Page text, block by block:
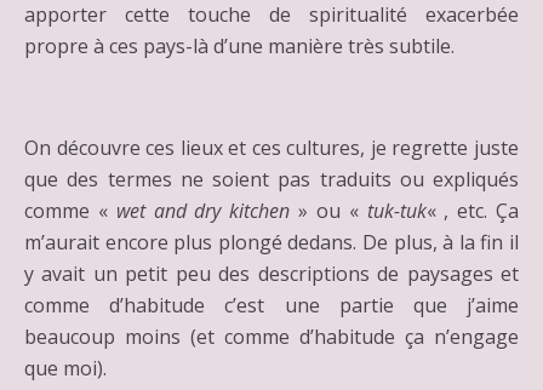
apporter cette touche de spiritualité exacerbée
propre à ces pays-là d’une manière très subtile.
On découvre ces lieux et ces cultures, je regrette juste
que des termes ne soient pas traduits ou expliqués
comme « wet and dry kitchen » ou « tuk-tuk« , etc. Ça
m’aurait encore plus plongé dedans. De plus, à la fin il
y avait un petit peu des descriptions de paysages et
comme d’habitude c’est une partie que j’aime
beaucoup moins (et comme d’habitude ça n’engage
que moi).